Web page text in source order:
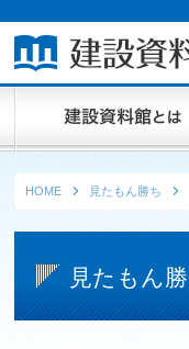
HOME 見たもん勝ち
見たもん